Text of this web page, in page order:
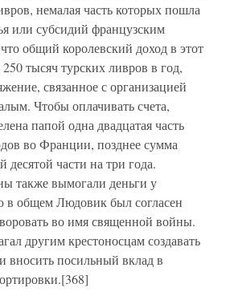
немалая часть которых пошла
или субсидий французским
общий королевский доход в этот
тысяч турских ливров в год,
связанное с организацией
Чтобы оплачивать счета,
папой одна двадцатая часть
во Франции, позднее сумма
десятой части на три года.
также вымогали деньги у
в общем Людовик был согласен
во имя священной войны.
другим крестоносцам создавать
вносить посильный вклад в